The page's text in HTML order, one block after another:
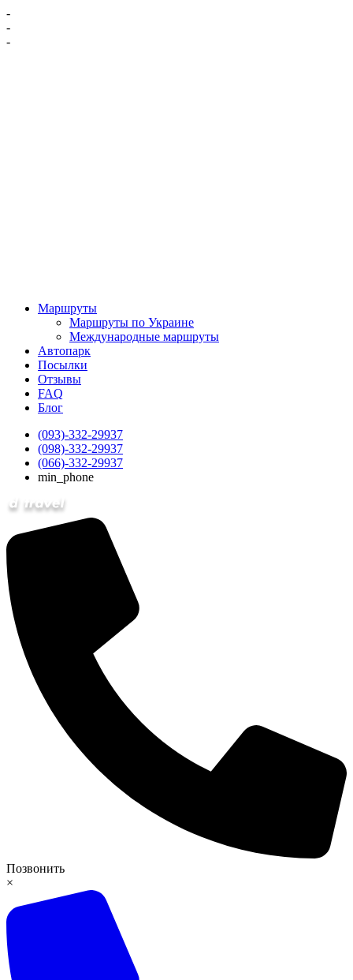
-
-
-
Маршруты
Маршруты по Украине
Международные маршруты
Автопарк
Посылки
Отзывы
FAQ
Блог
(093)-332-29937
(098)-332-29937
(066)-332-29937
min_phone
Позвонить
×